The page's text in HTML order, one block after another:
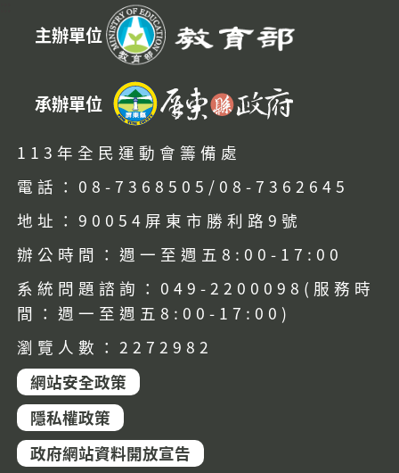
主辦單位
承辦單位
113年全民運動會籌備處
電話：08-7368505/08-7362645
地址：90054屏東市勝利路9號
辦公時間：週一至週五8:00-17:00
系統問題諮詢：049-2200098(服務時
間：週一至週五8:00-17:00)
瀏覽人數：2272982